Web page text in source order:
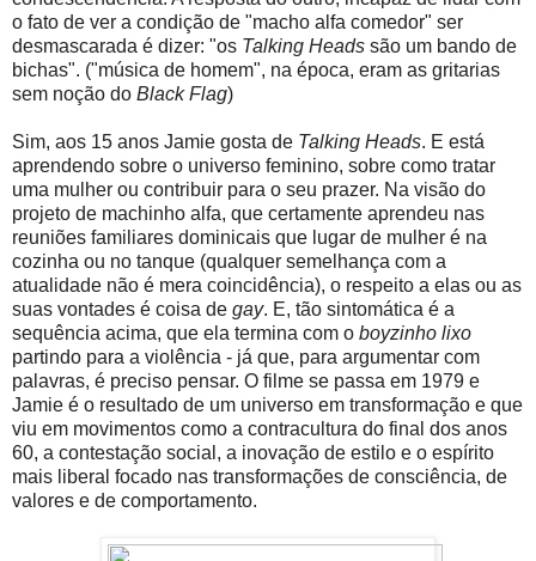
o fato de ver a condição de "macho alfa comedor" ser
desmascarada é dizer: "os Talking Heads são um bando de
bichas". ("música de homem", na época, eram as gritarias
sem noção do Black Flag)
Sim, aos 15 anos Jamie gosta de Talking Heads. E está
aprendendo sobre o universo feminino, sobre como tratar
uma mulher ou contribuir para o seu prazer. Na visão do
projeto de machinho alfa, que certamente aprendeu nas
reuniões familiares dominicais que lugar de mulher é na
cozinha ou no tanque (qualquer semelhança com a
atualidade não é mera coincidência), o respeito a elas ou as
suas vontades é coisa de gay. E, tão sintomática é a
sequência acima, que ela termina com o boyzinho lixo
partindo para a violência - já que, para argumentar com
palavras, é preciso pensar. O filme se passa em 1979 e
Jamie é o resultado de um universo em transformação e que
viu em movimentos como a contracultura do final dos anos
60, a contestação social, a inovação de estilo e o espírito
mais liberal focado nas transformações de consciência, de
valores e de comportamento.